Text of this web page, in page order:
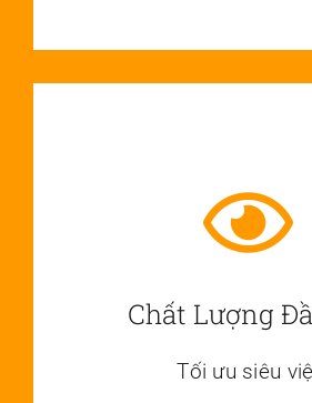
Chất Lượng
Tối ưu siêu